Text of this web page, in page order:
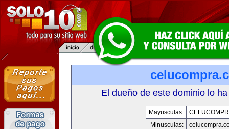
El dueño de este dominio lo
Mayusculas:
Minusculas: